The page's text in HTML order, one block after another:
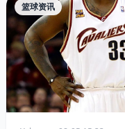
篮球资讯